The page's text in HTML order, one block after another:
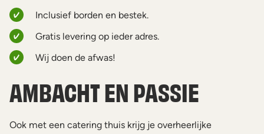
Inclusief borden en bestek.
Gratis levering op ieder adres.
Wij doen de afwas!
AMBACHT EN PASSIE
Ook met een catering thuis krijg je overheerlijke